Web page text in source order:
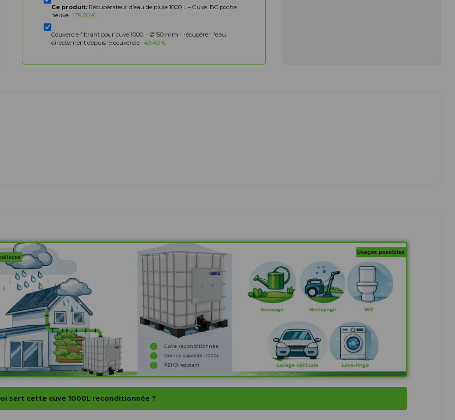
Ce produit: Récupérateur d’eau de pluie 1000 L – Cuve IBC poche
neuve 179,00 €
Couvercle filtrant pour cuve 1000l - Ø150 mm - récupérer l'eau
directement depuis le couvercle 49,40 €
sert cette cuve 1000L reconditionnée ?